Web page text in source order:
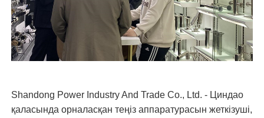
Shandong Power Industry And Trade Co., Ltd. - Циндао
қаласында орналасқан теңіз аппаратурасын жеткізуші,